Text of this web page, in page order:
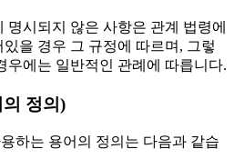
명시되지 않은 사항은 관계 법령에
있을 경우 그 규정에 따르며, 그렇
우에는 일반적인 관례에 따릅니다.
정의)
하는 용어의 정의는 다음과 같습